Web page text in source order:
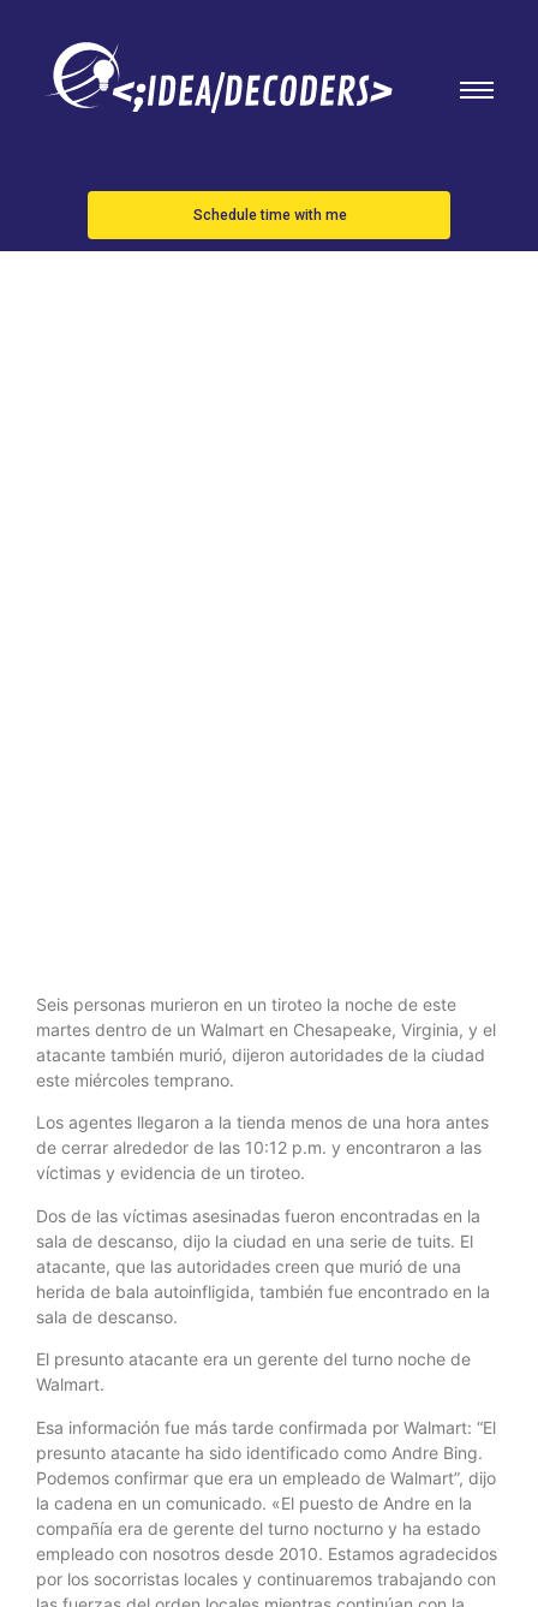
Schedule time with me
Tiroteo en
Seis personas murieron en un tiroteo la noche de este
martes dentro de un Walmart en Chesapeake, Virginia, y el
atacante también murió, dijeron autoridades de la ciudad
este miércoles temprano.
Los agentes llegaron a la tienda menos de una hora antes
de cerrar alrededor de las 10:12 p.m. y encontraron a las
víctimas y evidencia de un tiroteo.
Dos de las víctimas asesinadas fueron encontradas en la
sala de descanso, dijo la ciudad en una serie de tuits. El
atacante, que las autoridades creen que murió de una
herida de bala autoinfligida, también fue encontrado en la
sala de descanso.
El presunto atacante era un gerente del turno noche de
Walmart.
Esa información fue más tarde confirmada por Walmart: “El
presunto atacante ha sido identificado como Andre Bing.
Podemos confirmar que era un empleado de Walmart”, dijo
la cadena en un comunicado. «El puesto de Andre en la
compañía era de gerente del turno nocturno y ha estado
empleado con nosotros desde 2010. Estamos agradecidos
por los socorristas locales y continuaremos trabajando con